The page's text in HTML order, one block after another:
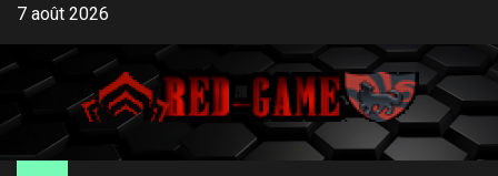
Aller
contenu
7 août 2026